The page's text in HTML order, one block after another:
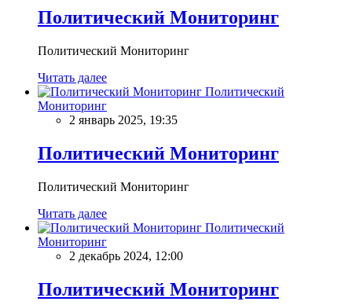
Политический Мониторинг
Политический Мониторинг
Читать далее
Политический
Мониторинг
2 январь 2025, 19:35
Политический Мониторинг
Политический Мониторинг
Читать далее
Политический
Мониторинг
2 декабрь 2024, 12:00
Политический Мониторинг